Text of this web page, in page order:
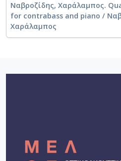
Ναβροζίδης, Χαράλαμπος.
for contrabass and piano /
Χαράλαμπος
Θεοδωράκης, Μίκης. Στο
piano (2019)